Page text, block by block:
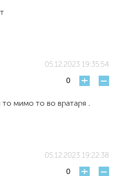
05.12.2023 19:35:54
0
+ -
мимо то во вратаря .
05.12.2023 19:22:38
0
+ -